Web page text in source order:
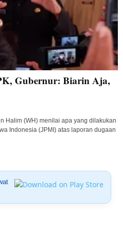
Gubernur: Biarin Aja,
Halim (WH) menilai apa yang dilakukan
Indonesia (JPMI) atas laporan dugaan